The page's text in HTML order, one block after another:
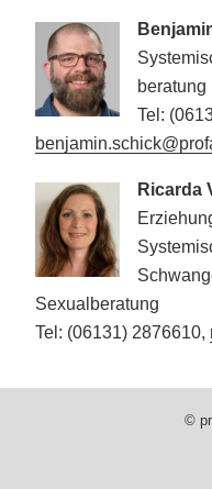
Tel:
Ricarda
Sexualberatung
Tel: (06131) 2876610,
©